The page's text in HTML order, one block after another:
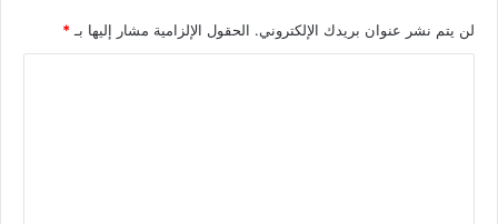
لن يتم نشر عنوان بريدك الإلكتروني. الحقول الإلزامية مشار إليها بـ *